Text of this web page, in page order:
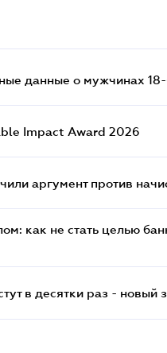
данные о мужчинах
Impact Award 2026
аргумент против
как не стать целью
в десятки раз - новый